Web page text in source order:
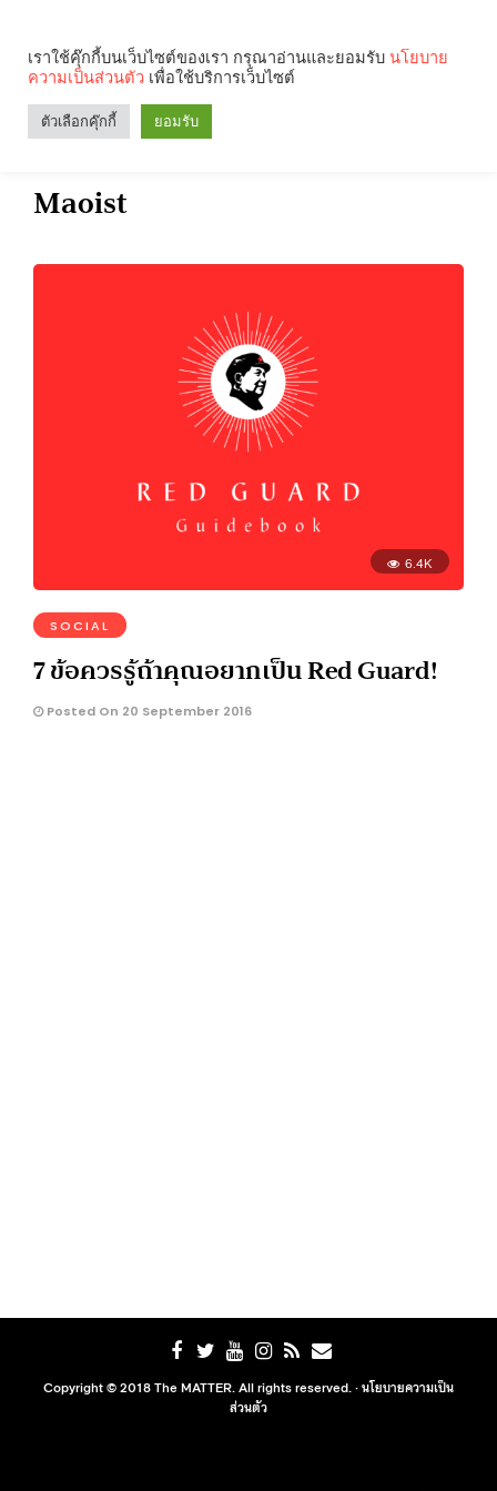
Search
Maoist
6.4K
SOCIAL
7 ข้อควรรู้ถ้าคุณอยากเป็น Red Guard!
Posted On 20 September 2016
Copyright © 2018 The MATTER. All rights reserved. ·นโยบายความเป็น
ส่วนตัว
เราใช้คุ๊กกี้บนเว็บไซต์ของเรา กรุณาอ่านและยอมรับ นโยบาย
ความเป็นส่วนตัว เพื่อใช้บริการเว็บไซต์
ตัวเลือกคุ๊กกี้ ยอมรับ